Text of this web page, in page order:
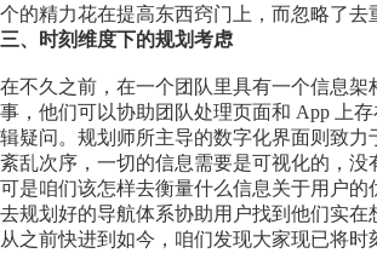
个的精力花在提高东西窍门上，而忽略了去
三、时刻维度下的规划考虑
在不久之前，在一个团队里具有一个信息架
事，他们可以协助团队处理页面和 App 上
辑疑问。规划师所主导的数字化界面则致力
紊乱次序，一切的信息需要是可视化的，没
可是咱们该怎样去衡量什么信息关于用户的
去规划好的导航体系协助用户找到他们实在
从之前快进到如今，咱们发现大家现已将时